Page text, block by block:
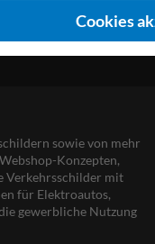
sowie von mehr
Konzepten,
Verkehrsschilder mit
für Elektroautos,
gewerbliche Nutzung
Cookies